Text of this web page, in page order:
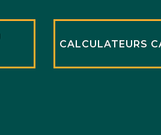
CALCULATEURS